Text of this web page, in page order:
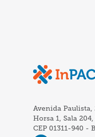
Avenida
Horsa 1, Sala
CEP 01311-940 -